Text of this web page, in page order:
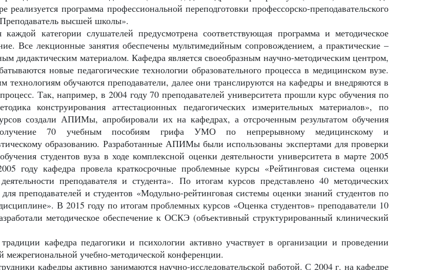
реализуется программа профессиональной переподготовки профессорско-преподавательского
высшей школы».
каждой категории слушателей предусмотрена соответствующая программа и методическое
Все лекционные занятия обеспечены мультимедийным сопровождением, а практические –
дидактическим материалом. Кафедра является своеобразным научно-методическим центром,
новые педагогические технологии образовательного процесса в медицинском вузе.
технологиям обучаются преподаватели, далее они транслируются на кафедры и внедряются в
Так, например, в 2004 году 70 преподавателей университета прошли курс обучения по
конструирования аттестационных педагогических измерительных материалов», по
создали АПИМы, апробировали их на кафедрах, а отсроченным результатом обучения
70 учебным пособиямгрифа УМО по непрерывному медицинскому и
образованию. Разработанные АПИМы были использованы экспертами для проверки
студентов вуза в ходе комплексной оценки деятельности университета в марте 2005
году кафедра провела краткосрочные проблемные курсы «Рейтинговая система оценки
деятельности преподавателя и студента». По итогам курсов представлено 40 методических
преподавателей и студентов «Модульно-рейтинговая системы оценки знаний студентов по
В 2015 году по итогам проблемных курсов «Оценка студентов» преподаватели 10
методическое обеспечение к ОСКЭ (объективный структурированный клинический
кафедра педагогики и психологии активно участвует в организации и проведении
межрегиональной учебно-методической конференции.
кафедры активно занимаются научно-исследовательской работой. С 2004 г. на кафедре